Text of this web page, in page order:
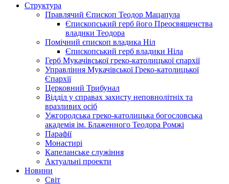
Структура
Правлячий Єпископ Теодор Мацапула
Єпископський герб його Преосвященства
владики Теодора
Помічний єпископ владика Ніл
Єпископський герб владики Ніла
Герб Мукачівської греко-католицької єпархії
Управління Мукачівської Греко-католицької
Єпархії
Церковний Трибунал
Відділ у справах захисту неповнолітніх та
вразливих осіб
Ужгородська греко-католицька богословська
академія ім. Блаженного Теодора Ромжі
Парафії
Монастирі
Капеланське служіння
Актуальні проекти
Новини
Світ